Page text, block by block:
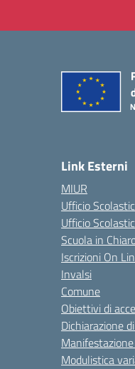
Link Esterni
MIUR
Ufficio
Ufficio
Scuola in
Iscrizioni On
Invalsi
Comune
Obiettivi di
Dichiarazione
Modulistica